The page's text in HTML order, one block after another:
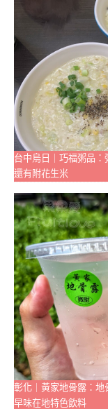
台中烏日｜巧福粥品：
還有附花生米
彰化｜黃家地骨露：
早味在地特色飲料